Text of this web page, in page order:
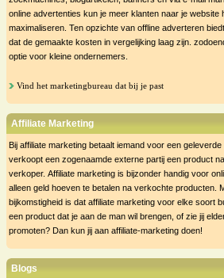
online advertenties kun je meer klanten naar je website
maximaliseren. Ten opzichte van offline adverteren
dat de gemaakte kosten in vergelijking laag zijn.
optie voor kleine ondernemers.
Vind het marketingbureau dat bij je past
Affiliate Marketing
Bij affiliate marketing betaalt iemand voor een
verkoopt een zogenaamde externe partij een product
verkoper. Affiliate marketing is bijzonder handig voor
alleen geld hoeven te betalen na verkochte producten.
bijkomstigheid is dat affiliate marketing voor elke soort
een product dat je aan de man wil brengen, of zie jij
promoten? Dan kun jij aan affiliate-marketing doen!
Blogs